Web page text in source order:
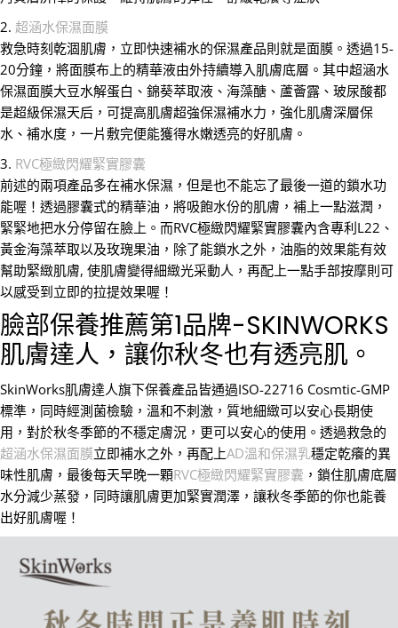
2. 超涵水保濕面膜
救急時刻乾涸肌膚，立即快速補水的保濕產品則就是面膜。透過15-
20分鐘，將面膜布上的精華液由外持續導入肌膚底層。其中超涵水
保濕面膜大豆水解蛋白、錦葵萃取液、海藻醣、蘆薈露、玻尿酸都
是超級保濕天后，可提高肌膚超強保濕補水力，強化肌膚深層保
水、補水度，一片敷完便能獲得水嫩透亮的好肌膚。
3. RVC極緻閃耀緊實膠囊
前述的兩項產品多在補水保濕，但是也不能忘了最後一道的鎖水功
能喔！透過膠囊式的精華油，將吸飽水份的肌膚，補上一點滋潤，
緊緊地把水分停留在臉上。而RVC極緻閃耀緊實膠囊內含專利L22、
黃金海藻萃取以及玫瑰果油，除了能鎖水之外，油脂的效果能有效
幫助緊緻肌膚, 使肌膚變得細緻光采動人，再配上一點手部按摩則可
以感受到立即的拉提效果喔！
臉部保養推薦第1品牌-SKINWORKS
肌膚達人，讓你秋冬也有透亮肌。
SkinWorks肌膚達人旗下保養產品皆通過ISO-22716 Cosmtic-GMP
標準，同時經測菌檢驗，溫和不刺激，質地細緻可以安心長期使
用，對於秋冬季節的不穩定膚況，更可以安心的使用。透過救急的
超涵水保濕面膜立即補水之外，再配上AD溫和保濕乳穩定乾癢的異
味性肌膚，最後每天早晚一顆RVC極緻閃耀緊實膠囊 ，鎖住肌膚底層
水分減少蒸發，同時讓肌膚更加緊實潤澤，讓秋冬季節的你也能養
出好肌膚喔！